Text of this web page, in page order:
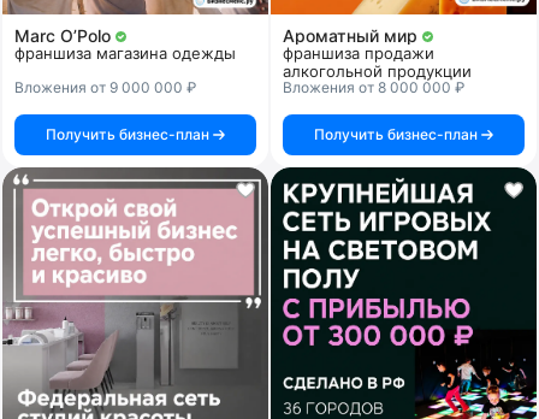
Marc O’Polo
франшиза магазина одежды
Вложения от 9 000 000 ₽
Получить бизнес-план
Ароматный мир
франшиза продажи
алкогольной продукции
Вложения от 8 000 000 ₽
Получить бизнес-план